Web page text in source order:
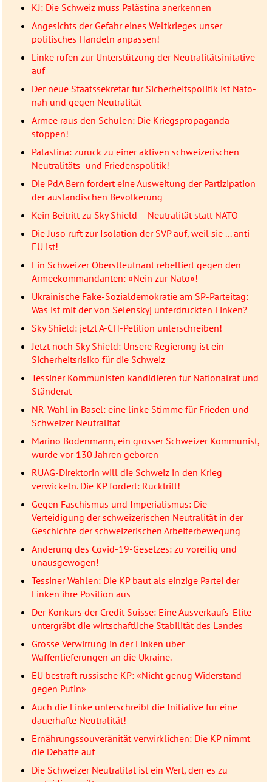
KJ: Die Schweiz muss Palästina anerkennen
Angesichts der Gefahr eines Weltkrieges unser
politisches Handeln anpassen!
Linke rufen zur Unterstützung der Neutralitätsinitative
auf
Der neue Staatssekretär für Sicherheitspolitik ist Nato-
nah und gegen Neutralität
Armee raus den Schulen: Die Kriegspropaganda
stoppen!
Palästina: zurück zu einer aktiven schweizerischen
Neutralitäts- und Friedenspolitik!
Die PdA Bern fordert eine Ausweitung der Partizipation
der ausländischen Bevölkerung
Kein Beitritt zu Sky Shield – Neutralität statt NATO
Die Juso ruft zur Isolation der SVP auf, weil sie ... anti-
EU ist!
Ein Schweizer Oberstleutnant rebelliert gegen den
Armeekommandanten: «Nein zur Nato»!
Ukrainische Fake-Sozialdemokratie am SP-Parteitag:
Was ist mit der von Selenskyj unterdrückten Linken?
Sky Shield: jetzt A-CH-Petition unterschreiben!
Jetzt noch Sky Shield: Unsere Regierung ist ein
Sicherheitsrisiko für die Schweiz
Tessiner Kommunisten kandidieren für Nationalrat und
Ständerat
NR-Wahl in Basel: eine linke Stimme für Frieden und
Schweizer Neutralität
Marino Bodenmann, ein grosser Schweizer Kommunist,
wurde vor 130 Jahren geboren
RUAG-Direktorin will die Schweiz in den Krieg
verwickeln. Die KP fordert: Rücktritt!
Gegen Faschismus und Imperialismus: Die
Verteidigung der schweizerischen Neutralität in der
Geschichte der schweizerischen Arbeiterbewegung
Änderung des Covid-19-Gesetzes: zu voreilig und
unausgewogen!
Tessiner Wahlen: Die KP baut als einzige Partei der
Linken ihre Position aus
Der Konkurs der Credit Suisse: Eine Ausverkaufs-Elite
untergräbt die wirtschaftliche Stabilität des Landes
Grosse Verwirrung in der Linken über
Waffenlieferungen an die Ukraine.
EU bestraft russische KP: «Nicht genug Widerstand
gegen Putin»
Auch die Linke unterschreibt die Initiative für eine
dauerhafte Neutralität!
Ernährungssouveränität verwirklichen: Die KP nimmt
die Debatte auf
Die Schweizer Neutralität ist ein Wert, den es zu